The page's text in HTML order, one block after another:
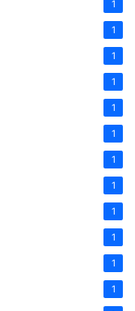
1
1
1
1
1
1
1
1
1
1
1
1